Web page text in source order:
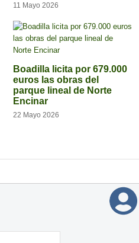
11 Mayo 2026
Boadilla licita por 679.000
euros las obras del
parque lineal de Norte
Encinar
22 Mayo 2026